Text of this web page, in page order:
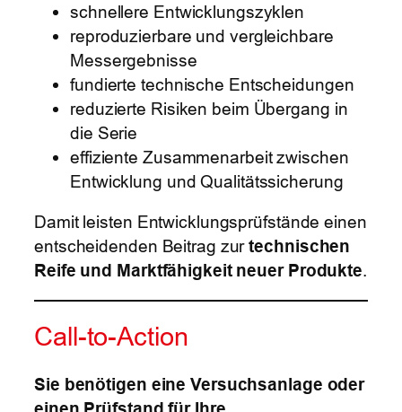
schnellere Entwicklungszyklen
reproduzierbare und vergleichbare
Messergebnisse
fundierte technische Entscheidungen
reduzierte Risiken beim Übergang in
die Serie
effiziente Zusammenarbeit zwischen
Entwicklung und Qualitätssicherung
Damit leisten Entwicklungsprüfstände einen
entscheidenden Beitrag zurtechnischen
Reife und Marktfähigkeit neuer Produkte.
Call-to-Action
Sie benötigen eine Versuchsanlage oder